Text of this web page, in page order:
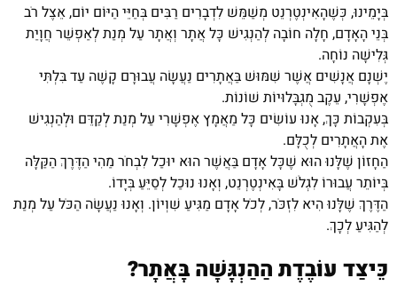
בְּיָמֵינוּ, כְּשֶׁהָאִינְטֶרְנֵט מְשַׁמֵּשׁ לִדְבָרִים רַבִּים בְּחַיֵּי הַיּוֹם יוֹם, אֵצֶל רֹב
בְּנֵי הָאָדָם, חָלָה חוֹבָה לְהַנְגִישׁ כָּל אֲתָר וְאֲתָר עַל מְנַת לְאַפְשֵׁר חֲוָיַת
גְּלִישָׁה נוֹחָה.
יֶשְׁנָם אֲנָשִׁים אֲשֶׁר שִׁמּוּשׁ בַּאֲתָרִים נַעֲשָׂה עֲבוּרָם קָשֶׁה עַד בִּלְתִּי
אֶפְשָׁרִי, עֵקֶב מֻגְבָּלוּיוֹת שׁוֹנוֹת.
בְּעִקְבוֹת כָּךְ, אָנוּ עוֹשִׂים כָּל מַאֲמָץ אֶפְשָׁרִי עַל מְנַת לְקַדֵּם וּלְהַנְגִישׁ
אֶת הָאֲתָרִים לְכֻלָּם.
הַחָזוֹן שֶׁלָּנוּ הוּא שֶׁכָּל אָדָם בַּאֲשֶׁר הוּא יוּכַל לִבְחֹר מַהִי הַדֶּרֶךְ הַקַּלָּה
בְּיוֹתֵר עֲבוּרוֹ לִגְלֹשׁ בָּאִינְטֶרְנֵט, וְאָנוּ נוּכַל לְסַיֵּעַ בְּיָדוֹ.
הַדֶּרֶךְ שֶׁלָּנוּ הִיא לִזְכֹּר, לְכֹל אָדָם מַגִּיעַ שִׁוְיוֹן. וְאָנוּ נַעֲשָׂה הַכֹּל עַל מְנַת
לְהַגִּיעַ לְכָךְ.
כֵּיצַד עוֹבֶדֶת הַהַנְגָּשָׁה בָּאֲתָר?